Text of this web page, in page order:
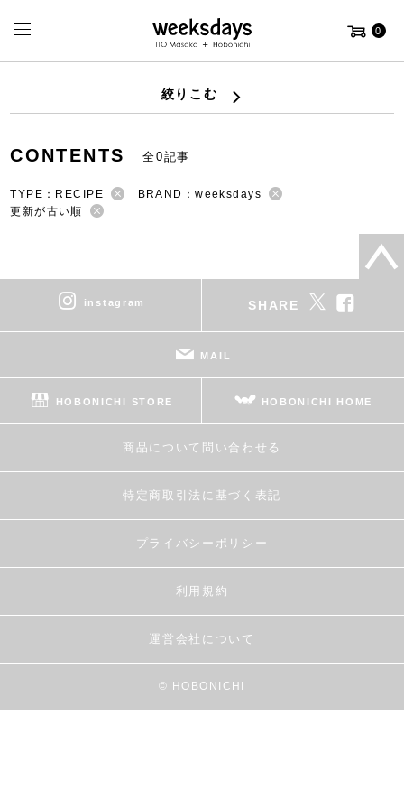
0
絞りこむ
CONTENTS 全0記事
TYPE：RECIPE
BRAND：weeksdays
更新が古い順
instagram SHARE
MAIL
HOBONICHI STORE HOBONICHI HOME
商品について問い合わせる
特定商取引法に基づく表記
プライバシーポリシー
利用規約
運営会社について
© HOBONICHI